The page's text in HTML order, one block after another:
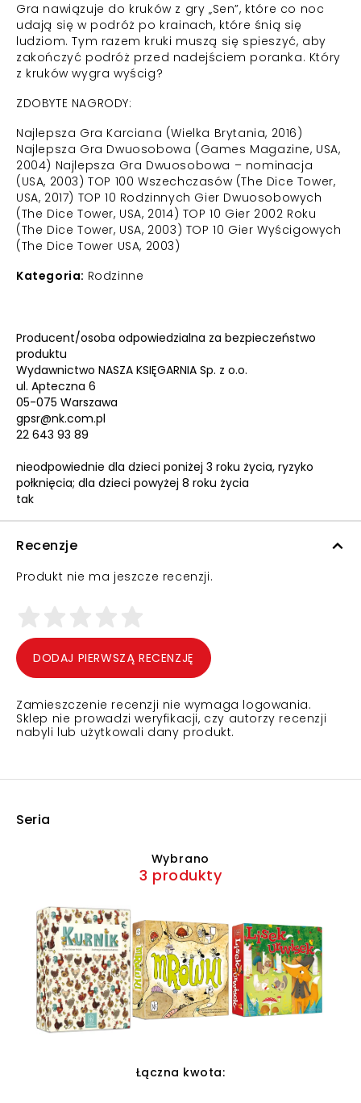
Gra nawiązuje do kruków z gry „Sen”, które co noc
udają się w podróż po krainach, które śnią się
ludziom. Tym razem kruki muszą się spieszyć, aby
zakończyć podróż przed nadejściem poranka. Który
z kruków wygra wyścig?
ZDOBYTE NAGRODY:
Najlepsza Gra Karciana (Wielka Brytania, 2016)
Najlepsza Gra Dwuosobowa (Games Magazine, USA,
2004) Najlepsza Gra Dwuosobowa – nominacja
(USA, 2003) TOP 100 Wszechczasów (The Dice Tower,
USA, 2017) TOP 10 Rodzinnych Gier Dwuosobowych
(The Dice Tower, USA, 2014) TOP 10 Gier 2002 Roku
(The Dice Tower, USA, 2003) TOP 10 Gier Wyścigowych
(The Dice Tower USA, 2003)
Kategoria: Rodzinne
Producent/osoba odpowiedzialna za bezpieczeństwo
produktu
Wydawnictwo NASZA KSIĘGARNIA Sp. z o.o.
ul. Apteczna 6
05-075 Warszawa
gpsr@nk.com.pl
22 643 93 89
nieodpowiednie dla dzieci poniżej 3 roku życia, ryzyko
połknięcia; dla dzieci powyżej 8 roku życia
tak
Recenzje
Produkt nie ma jeszcze recenzji.
DODAJ PIERWSZĄ RECENZJĘ
Zamieszczenie recenzji nie wymaga logowania.
Sklep nie prowadzi weryfikacji, czy autorzy recenzji
nabyli lub użytkowali dany produkt.
Seria
Wybrano
3 produkty
Łączna kwota: